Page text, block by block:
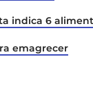
indica 6
emagrecer